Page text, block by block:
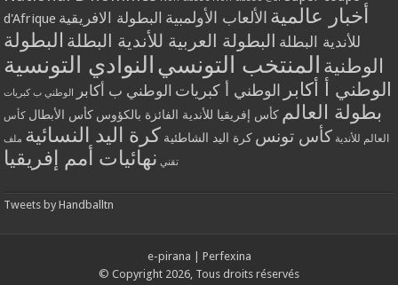
d'Afrique
أخبار عالمية الألعاب الأولمبية البطولة الافريقية
للأندية البطلة البطولة العربية للأندية البطلة البطولة
الوطنية المنتخب التونسي النوادي التونسية
الوطني أ أكابر الوطني أ كبريات الوطني ب أكابر الوطني ب كبريات
بطولة العالم كأس إفريقيا للأندية الفائزة بالكؤوس كأس الأبطال كأس
العالم للأندية كأس تونس كرة اليد الشاطئية كرة اليد النسائية ملف
تقني نهائيات أمم إفريقيا
Tweets by Handballtn
e-pirana
Perfexina
© Copyright 2026, Tous droits réservés